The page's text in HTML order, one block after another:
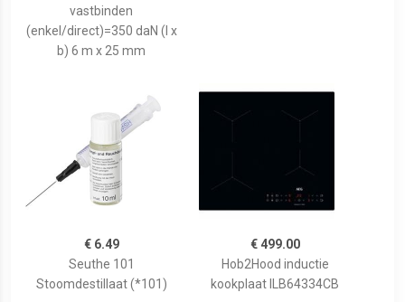
vastbinden
(enkel/direct)=350 daN (l x
b) 6 m x 25 mm
€ 6.49
Seuthe 101
Stoomdestillaat (*101)
€ 499.00
Hob2Hood inductie
kookplaat ILB64334CB